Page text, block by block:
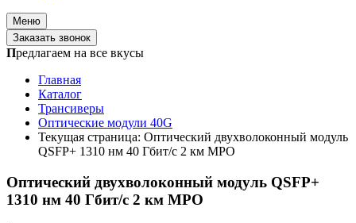
Меню
Заказать звонок
Предлагаем на все вкусы
Главная
Каталог
Трансиверы
Оптические модули 40G
Текущая страница: Оптический двухволоконный модуль
QSFP+ 1310 нм 40 Гбит/с 2 км MPO
Оптический двухволоконный модуль QSFP+
1310 нм 40 Гбит/с 2 км MPO